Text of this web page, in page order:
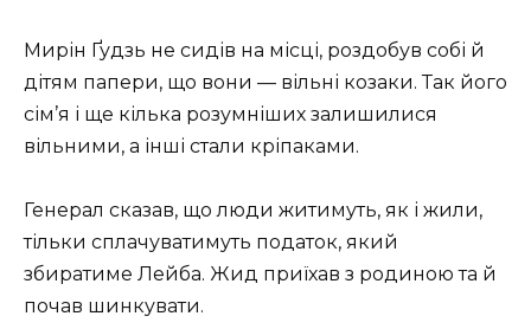
Мирін Ґудзь не сидів на місці, роздобув собі й
дітям папери, що вони — вільні козаки. Так його
сім’я і ще кілька розумніших залишилися
вільними, а інші стали кріпаками.
Генерал сказав, що люди житимуть, як і жили,
тільки сплачуватимуть податок, який
збиратиме Лейба. Жид приїхав з родиною та й
почав шинкувати.